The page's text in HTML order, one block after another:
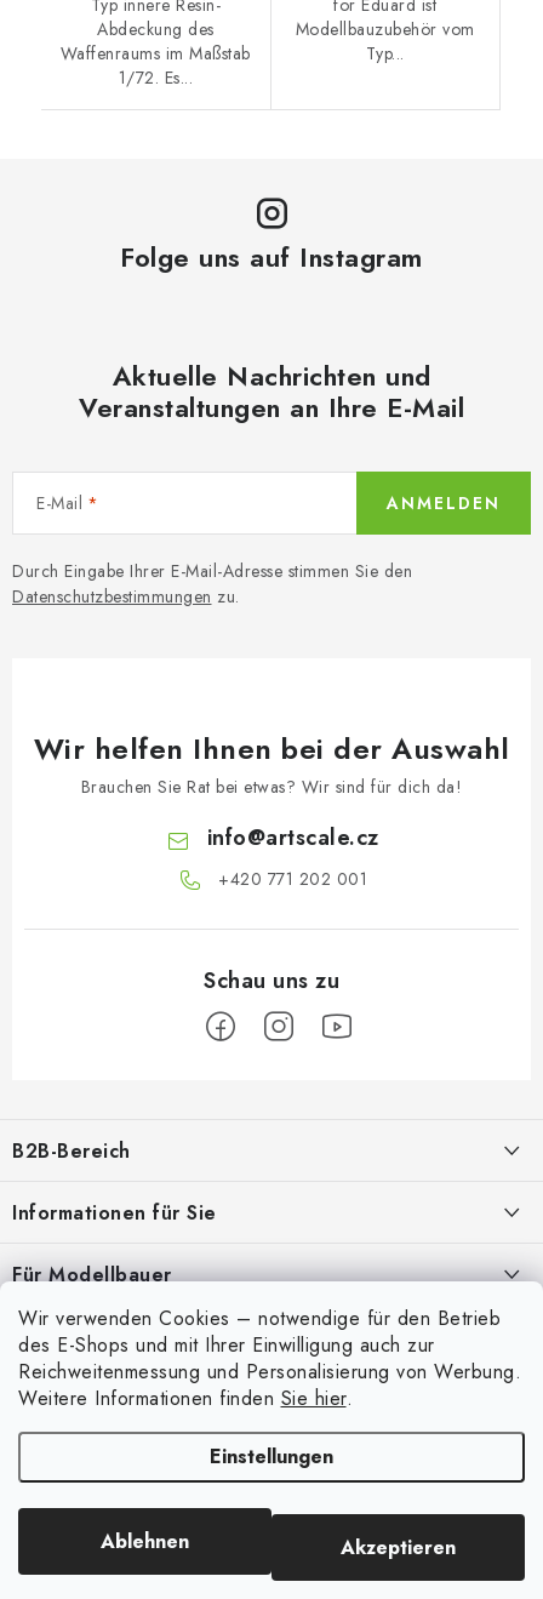
Wir verwenden Cookies – notwendige für den Betrieb
des E-Shops und mit Ihrer Einwilligung auch zur
Reichweitenmessung und Personalisierung von Werbung.
Weitere Informationen finden Sie hier.
Einstellungen
Ablehnen Akzeptieren
Abdeckung des
Waffenraums im Maßstab
1/72. Es...
Modellbauzubehör vom
Typ...
Folge uns auf Instagram
Aktuelle Nachrichten und
Veranstaltungen an Ihre E-Mail
E-Mail
Durch Eingabe Ihrer E-Mail-Adresse stimmen Sie den
Datenschutzbestimmungen zu.
ANMELDEN
Wir helfen Ihnen bei der Auswahl
Brauchen Sie Rat bei etwas? Wir sind für dich da!
info@artscale.cz
+420 771 202 001​
ß
z
e
i
l
B2B-Bereich
Geschäftspartner, die Bereitstellung geeigneter Dienstleistungen und
ANMELDUNG
Informationen für Sie
Über uns
Meine Bestellung
Kontakte
Versand und Bezahlung
Bedingungen und Konditionen
Datenschutzbestimmungen
Beschwerdeverfahren
Großhandel
Für Modellbauer
Modellfarben-Umrechner
Art Scale Modellbau-Glossar
Persönliche Abholung in Liberec
Facebook-Gruppe ASK Builders
Mein Konto
Anmelden
Registrierung
Bestellhistorie
. Alle Rechte vorbehalten.